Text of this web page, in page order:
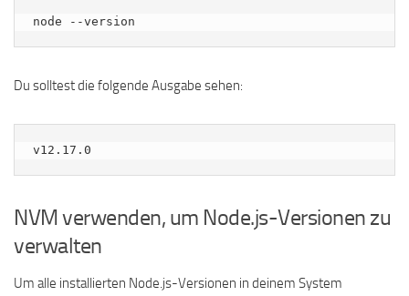
node --version
Du solltest die folgende Ausgabe sehen:
NVM verwenden, um Node.js-Versionen zu
verwalten
Um alle installierten Node.js-Versionen in deinem System